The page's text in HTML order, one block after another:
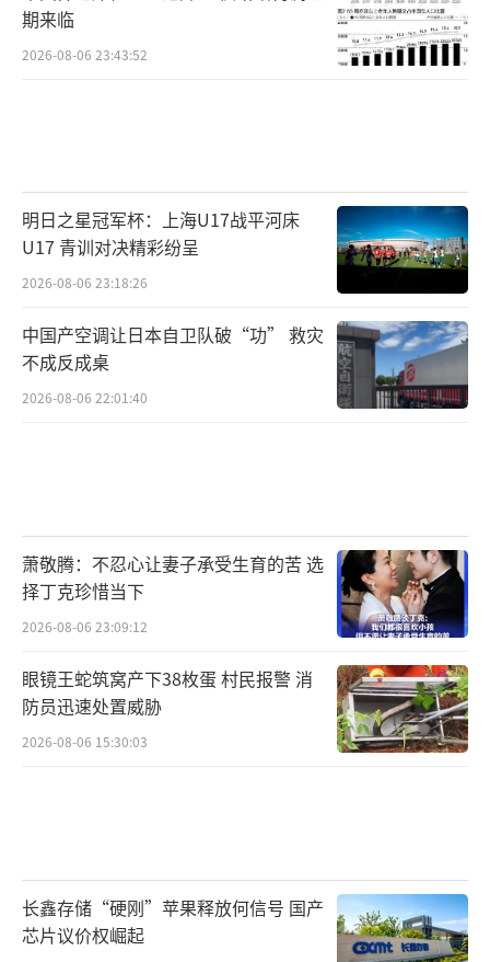
期来临
2026-08-06 23:43:52
明日之星冠军杯：上海U17战平河床
U17 青训对决精彩纷呈
2026-08-06 23:18:26
中国产空调让日本自卫队破“功” 救灾
不成反成桌
2026-08-06 22:01:40
萧敬腾：不忍心让妻子承受生育的苦 选
择丁克珍惜当下
2026-08-06 23:09:12
眼镜王蛇筑窝产下38枚蛋 村民报警 消
防员迅速处置威胁
2026-08-06 15:30:03
长鑫存储“硬刚”苹果释放何信号 国产
芯片议价权崛起